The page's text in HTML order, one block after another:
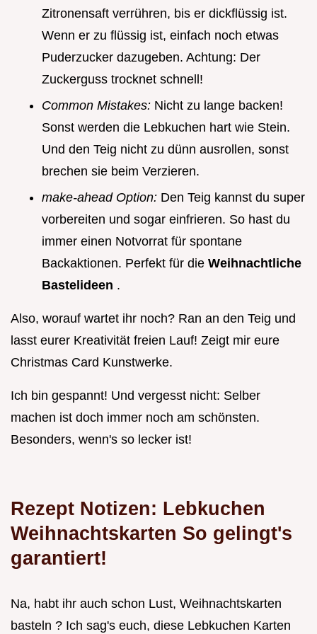
Zitronensaft verrühren, bis er dickflüssig ist.
Wenn er zu flüssig ist, einfach noch etwas
Puderzucker dazugeben. Achtung: Der
Zuckerguss trocknet schnell!
Common Mistakes: Nicht zu lange backen!
Sonst werden die Lebkuchen hart wie Stein.
Und den Teig nicht zu dünn ausrollen, sonst
brechen sie beim Verzieren.
make-ahead Option: Den Teig kannst du super
vorbereiten und sogar einfrieren. So hast du
immer einen Notvorrat für spontane
Backaktionen. Perfekt für die Weihnachtliche
Bastelideen .
Also, worauf wartet ihr noch? Ran an den Teig und
lasst eurer Kreativität freien Lauf! Zeigt mir eure
Christmas Card Kunstwerke.
Ich bin gespannt! Und vergesst nicht: Selber
machen ist doch immer noch am schönsten.
Besonders, wenn's so lecker ist!
Rezept Notizen: Lebkuchen
Weihnachtskarten So gelingt's
garantiert!
Na, habt ihr auch schon Lust, Weihnachtskarten
basteln ? Ich sag's euch, diese Lebkuchen Karten